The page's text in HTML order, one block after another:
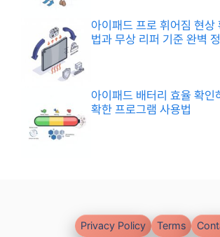
아이패드 프로 휘어짐 현상
법과 무상 리퍼 기준 완벽
아이패드 배터리 효율 확인
확한 프로그램 사용법
Privacy Policy Terms